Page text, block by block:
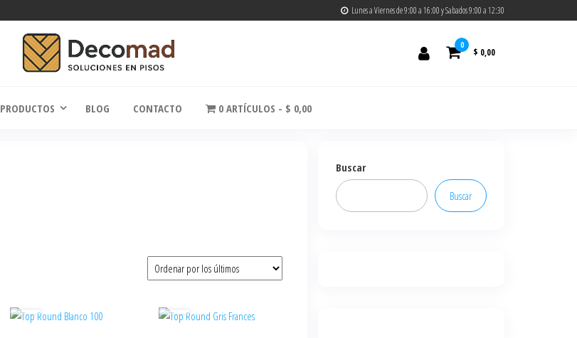
Lunes a Viernes de 9:00 a 16:00 y Sabados 9:00 a 12:30
0
$ 0,00
PRODUCTOS BLOG CONTACTO 0 ARTÍCULOS $ 0,00
Buscar
Buscar